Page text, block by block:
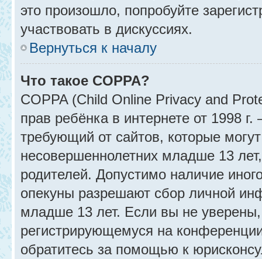
это произошло, попробуйте
участвовать в дискуссиях.
Вернуться к началу
Что такое COPPA?
COPPA (Child Online Privacy and
прав ребёнка в интернете от 1998
требующий от сайтов, которые
несовершеннолетних младше 13
родителей. Допустимо наличие
опекуны разрешают сбор личной
младше 13 лет. Если вы не
регистрирующемуся на
обратитесь за помощью к